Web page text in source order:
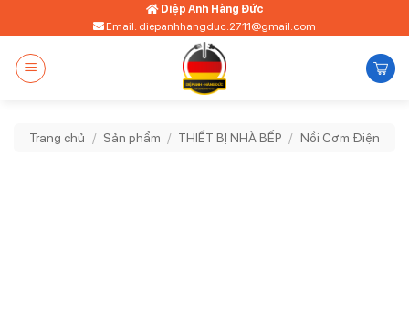
qua
dung
Diệp Anh Hàng Đức
Email: diepanhhangduc.2711@gmail.com
Trang chủ / Sản phẩm / THIẾT BỊ NHÀ BẾP / Nồi Cơm Điện